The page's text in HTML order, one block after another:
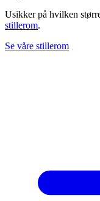
Usikker på hvilken
stillerom.
Se våre stillerom